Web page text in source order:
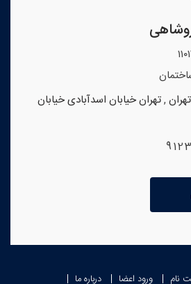
تهران ,تهران خیابان اسدآبادی خیابان
نام ورود اعضا درباره ما